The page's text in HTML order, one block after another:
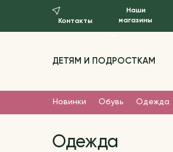
Контакты
Наши
магазины
ДЕТЯМ И ПОДРОСТКАМ
Новинки Обувь Одежда
Одежда